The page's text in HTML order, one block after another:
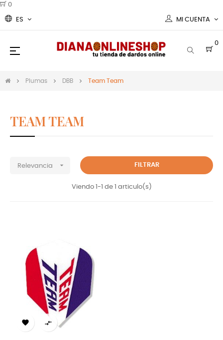
0
ES MI CUENTA
0
Navegación
☰
Plumas DBB Team Team
TEAM TEAM
Relevancia  FILTRAR
Viendo 1-1 de 1 articulo(s)
 